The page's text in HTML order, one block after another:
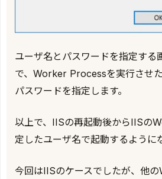
ユーザ名とパスワードを指定する
で、Worker Processを実行させた
パスワードを指定します。
以上で、IISの再起動後からIISの
定したユーザ名で起動するように
今回はIISのケースでしたが、他